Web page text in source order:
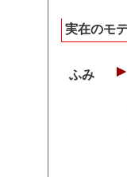
実在のモ
ふみ